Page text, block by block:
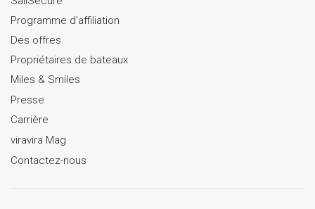
Programme d'affiliation
Des offres
Propriétaires de bateaux
Miles & Smiles
Presse
Carrière
viravira Mag
Contactez-nous